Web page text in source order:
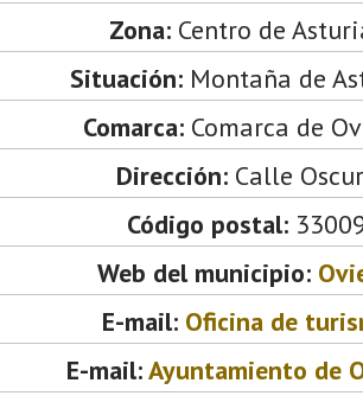
Zona: Centro de
Situación:Montaña de
Comarca:Comarca de
Dirección:Calle
Código postal:
Web del municipio:
E-mail: Oficina de
E-mail:Ayuntamiento de